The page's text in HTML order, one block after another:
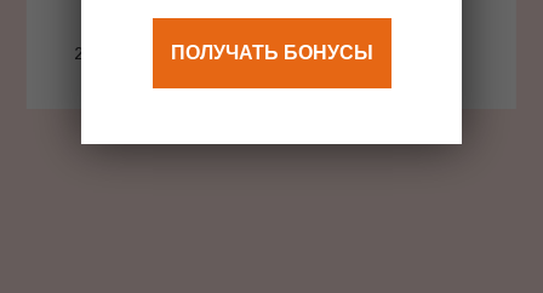
240 Р 480 Р
ПОЛУЧАТЬ БОНУСЫ